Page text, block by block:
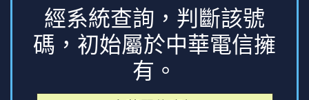
經系統查詢，判斷該號
碼，初始屬於中華電信擁
有。